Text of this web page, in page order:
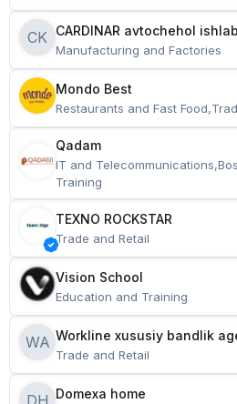
CK CARDINAR avtochehol
Manufacturing and Factories
Mondo Best
Restaurants and Fast
Qadam
IT and
Training
TEXNO ROCKSTAR
Trade and Retail
Vision School
Education and Training
WA Workline xususiy bandlik
Trade and Retail
DH Domexa home